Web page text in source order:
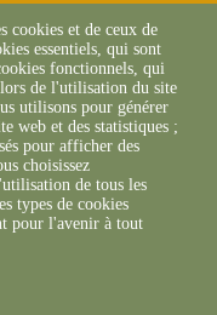
le
cookies et de ceux de
essentiels, qui sont
fonctionnels, qui
de l'utilisation du site
utilisons pour générer
web et des statistiques ;
pour afficher des
choisissez
de tous les
types de cookies
pour l'avenir à tout